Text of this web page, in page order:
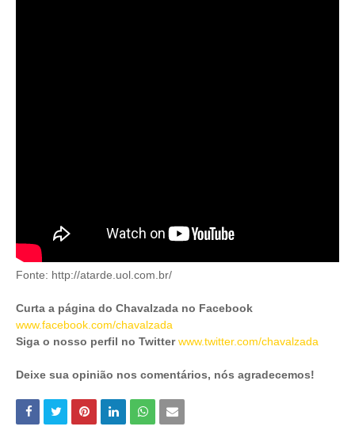
Fonte: http://atarde.uol.com.br/
Curta a página do Chavalzada no Facebook
www.facebook.com/chavalzada
Siga o nosso perfil no Twitter www.twitter.com/chavalzada
Deixe sua opinião nos comentários, nós agradecemos!